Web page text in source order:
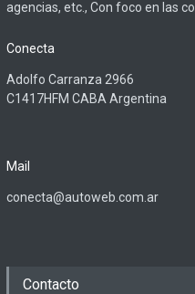
agencias, etc., Con foco en las
Conecta
Adolfo Carranza 2966
C1417HFM CABA Argentina
Mail
conecta@autoweb.com.ar
Contacto